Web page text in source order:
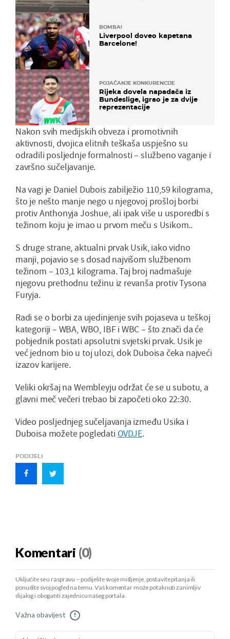
BOMBA!
Liverpool doveo kapetana
Barcelone!
POJAČANJE KONKURENCIJE
Rijeka dovela napadača iz
Bundeslige, igrao je za dvije
reprezentacije
Nakon svih medijskih obveza i promotivnih
aktivnosti, dvojica elitnih teškaša uspješno su
odradili posljednje formalnosti – službeno vaganje i
završno sučeljavanje.
Na vagi je Daniel Dubois zabilježio 110,59 kilograma,
što je nešto manje nego u njegovoj prošloj borbi
protiv Anthonyja Joshue, ali ipak više u usporedbi s
težinom koju je imao u prvom meču s Usikom..
S druge strane, aktualni prvak Usik, iako vidno
manji, pojavio se s dosad najvišom službenom
težinom – 103,1 kilograma. Taj broj nadmašuje
njegovu prethodnu težinu iz revanša protiv Tysona
Furyja.
Radi se o borbi za ujedinjenje svih pojaseva u teškoj
kategoriji – WBA, WBO, IBF i WBC – što znači da će
pobjednik postati apsolutni svjetski prvak. Usik je
već jednom bio u toj ulozi, dok Duboisa čeka najveći
izazov karijere.
Veliki okršaj na Wembleyju održat će se u subotu, a
glavni meč večeri trebao bi započeti oko 22:30.
Video posljednjeg sučeljavanja između Usika i
Duboisa možete pogledati OVDJE.
PODIJELI
Komentari (0)
Uključite se u raspravu – podijelite svoje mišljenje, postavite pitanja ili
ponudite svoj pogled na temu. Vaš komentar može potaknuti zanimljiv
dijalog i obogatiti zajednicu našeg portala.
Važna obavijest !